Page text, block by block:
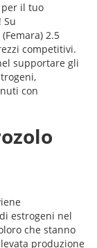
il tuo
Su
2.5
competitivi.
supportare gli
con
estrogeni nel
che stanno
produzione